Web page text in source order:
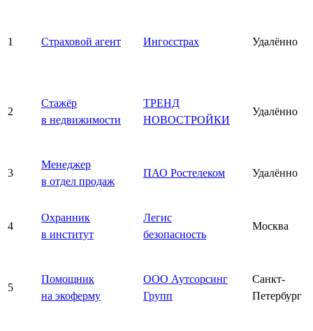
1 Страховой агент Ингосстрах Удалённо
2
Стажёр
в недвижимости
ТРЕНД
НОВОСТРОЙКИ
Удалённо
3
Менеджер
в отдел продаж
ПАО Ростелеком Удалённо
4
Охранник
в институт
Легис
безопасность
Москва
5
Помощник
на экоферму
ООО Аутсорсинг
Групп
Санкт-
Петербург